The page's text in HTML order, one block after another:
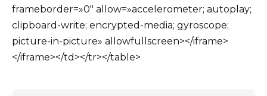
frameborder=»0″ allow=»accelerometer; autoplay;
clipboard-write; encrypted-media; gyroscope;
picture-in-picture» allowfullscreen></iframe>
</iframe></td></tr></table>